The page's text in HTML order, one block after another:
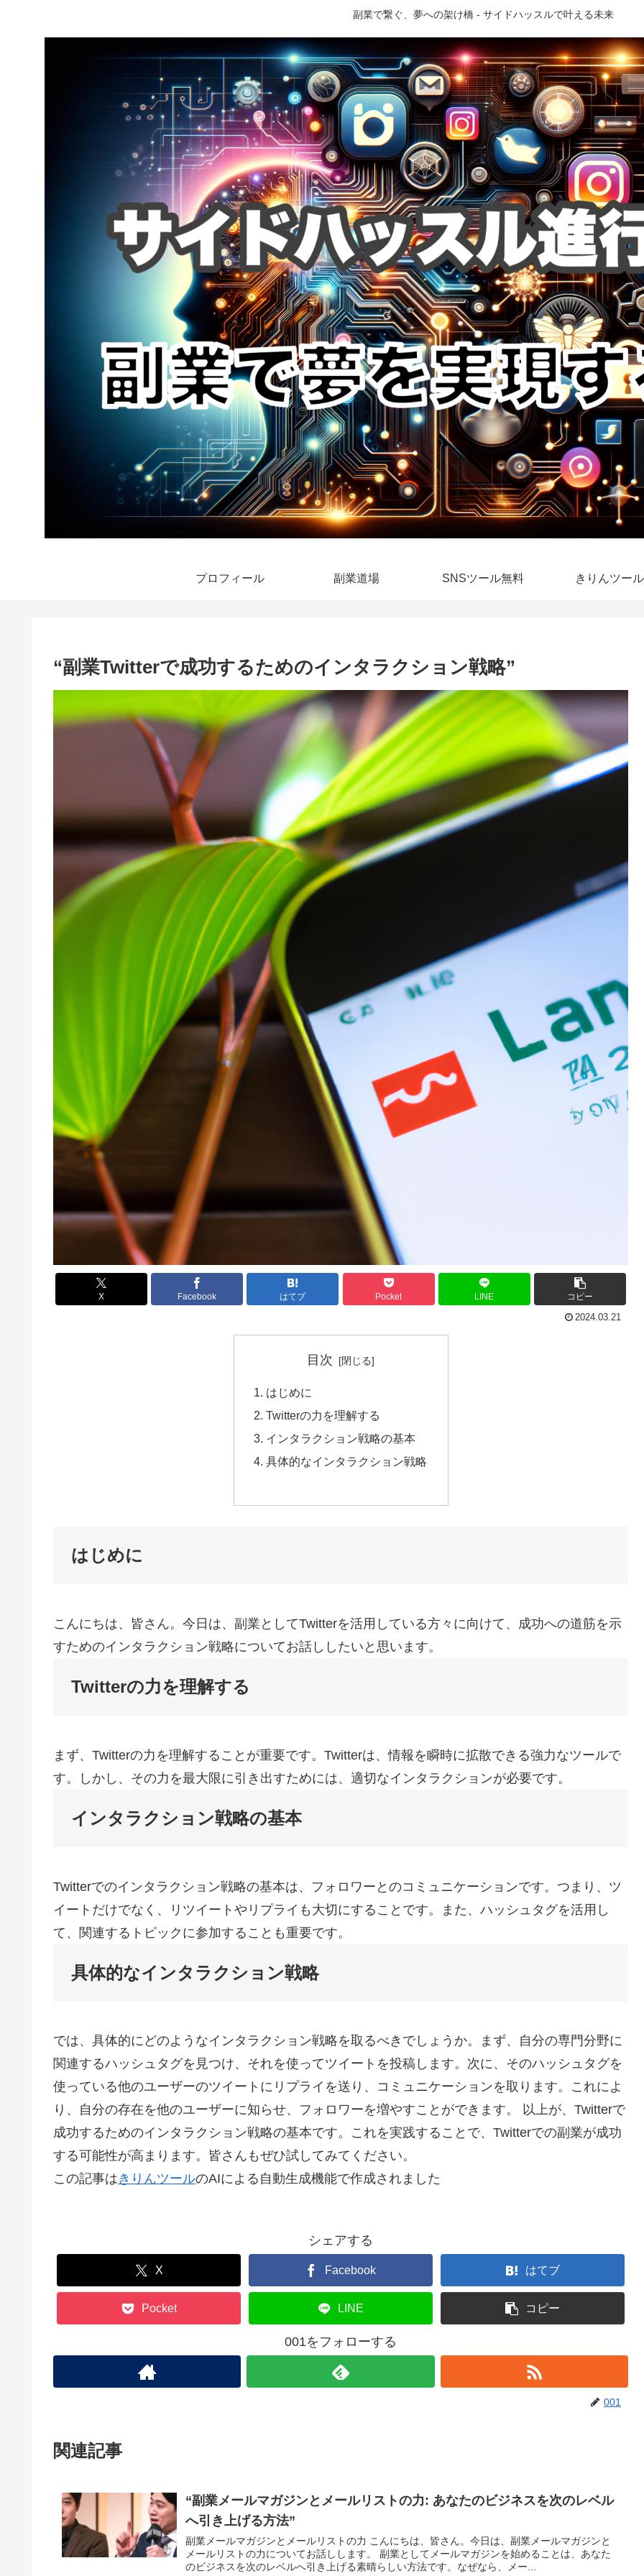
副業で繋ぐ、夢への架け橋 - サイドハッスルで叶える未来
プロフィール 副業道場 SNSツール無料 きりんツール
“副業Twitterで成功するためのインタラクション戦略”
X Facebook はてブ Pocket LINE コピー
2024.03.21
目次
はじめに
Twitterの力を理解する
インタラクション戦略の基本
具体的なインタラクション戦略
はじめに
こんにちは、皆さん。今日は、副業としてTwitterを活用している方々に向けて、成功への道筋を示
すためのインタラクション戦略についてお話ししたいと思います。
Twitterの力を理解する
まず、Twitterの力を理解することが重要です。Twitterは、情報を瞬時に拡散できる強力なツールで
す。しかし、その力を最大限に引き出すためには、適切なインタラクションが必要です。
インタラクション戦略の基本
Twitterでのインタラクション戦略の基本は、フォロワーとのコミュニケーションです。つまり、ツ
イートだけでなく、リツイートやリプライも大切にすることです。また、ハッシュタグを活用し
て、関連するトピックに参加することも重要です。
具体的なインタラクション戦略
では、具体的にどのようなインタラクション戦略を取るべきでしょうか。まず、自分の専門分野に
関連するハッシュタグを見つけ、それを使ってツイートを投稿します。次に、そのハッシュタグを
使っている他のユーザーのツイートにリプライを送り、コミュニケーションを取ります。これによ
り、自分の存在を他のユーザーに知らせ、フォロワーを増やすことができます。 以上が、Twitterで
成功するためのインタラクション戦略の基本です。これを実践することで、Twitterでの副業が成功
する可能性が高まります。皆さんもぜひ試してみてください。
この記事はきりんツールのAIによる自動生成機能で作成されました
シェアする
X Facebook はてブ
Pocket LINE コピー
001をフォローする
001
関連記事
“副業メールマガジンとメールリストの力: あなたのビジネスを次のレベル
へ引き上げる方法”
副業メールマガジンとメールリストの力 こんにちは、皆さん。今日は、副業メールマガジンと
メールリストの力についてお話しします。 副業としてメールマガジンを始めることは、あなた
のビジネスを次のレベルへ引き上げる素晴らしい方法です。なぜなら、メー...